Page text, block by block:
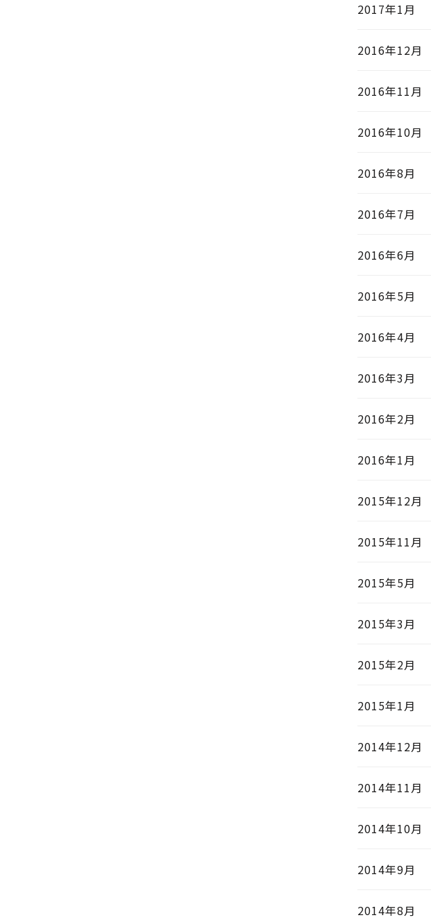
2017年1月
2016年12月
2016年11月
2016年10月
2016年8月
2016年7月
2016年6月
2016年5月
2016年4月
2016年3月
2016年2月
2016年1月
2015年12月
2015年11月
2015年5月
2015年3月
2015年2月
2015年1月
2014年12月
2014年11月
2014年10月
2014年9月
2014年8月